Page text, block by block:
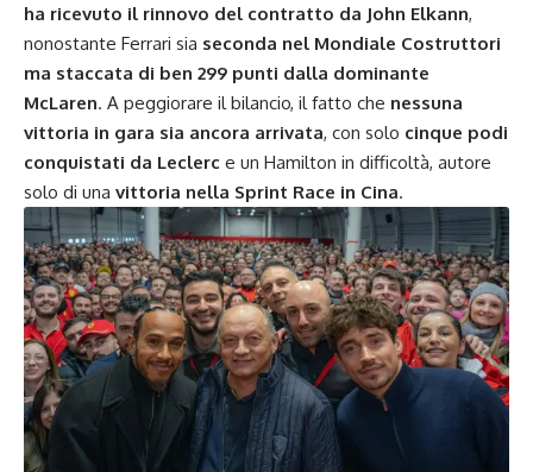
ha ricevuto il rinnovo del contratto da John Elkann,
nonostante Ferrari sia seconda nel Mondiale Costruttori
ma staccata di ben 299 punti dalla dominante
McLaren. A peggiorare il bilancio, il fatto che nessuna
vittoria in gara sia ancora arrivata, con solo cinque podi
conquistati da Leclerc e un Hamilton in difficoltà, autore
solo di una vittoria nella Sprint Race in Cina.